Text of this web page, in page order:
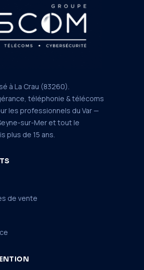
à La Crau (83260).
téléphonie & télécoms
les professionnels du Var —
sur-Mer et tout le
plus de 15 ans.
de vente